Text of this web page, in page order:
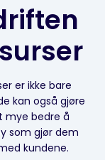
er ikke bare
kan også gjøre
mye bedre å
som gjør dem
kundene.